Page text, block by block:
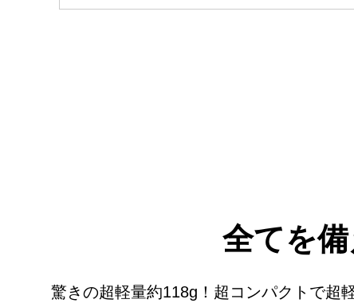
全てを
驚きの超軽量約118g！超コンパクトで超